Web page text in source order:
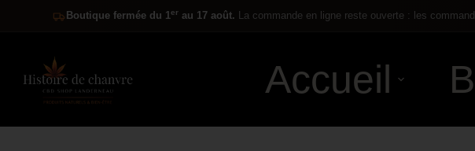
Boutique fermée du 1er au 17 août. La commande en ligne reste ouverte : les
Accueil